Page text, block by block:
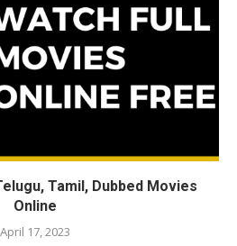
Tamil, Dubbed Movies
Online
April 17, 2023